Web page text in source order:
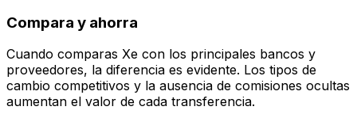
Compara y ahorra
Cuando comparas Xe con los principales bancos y
proveedores, la diferencia es evidente. Los tipos de
cambio competitivos y la ausencia de comisiones ocultas
aumentan el valor de cada transferencia.